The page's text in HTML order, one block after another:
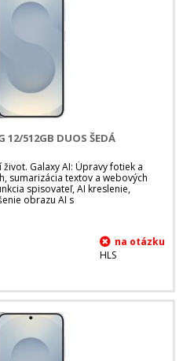
12/512GB DUOS ŠEDÁ
Galaxy AI: Úpravy fotiek a
sumarizácia textov a webových
spisovateľ, AI kreslenie,
obrazu AI s
HLS